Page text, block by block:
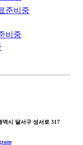
비중
시 달서구 성서로 317